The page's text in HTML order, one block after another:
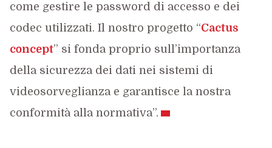
come gestire le password di accesso e dei
codec utilizzati. Il nostro progetto “Cactus
concept” si fonda proprio sull’importanza
della sicurezza dei dati nei sistemi di
videosorveglianza e garantisce la nostra
conformità alla normativa”.